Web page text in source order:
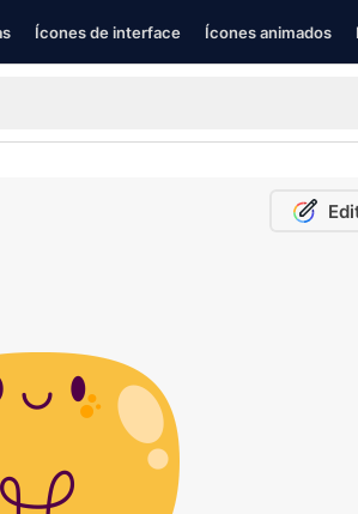
Ícones de interface Ícones animados